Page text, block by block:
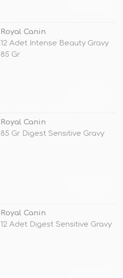
Royal Canin
12 Adet Intense Beauty Gravy
85 Gr
Royal Canin
85 Gr Digest Sensitive Gravy
Royal Canin
12 Adet Digest Sensitive Gravy